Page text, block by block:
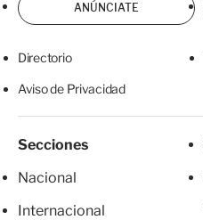
ANÚNCIATE
Directorio
Aviso de Privacidad
Secciones
Nacional
Internacional